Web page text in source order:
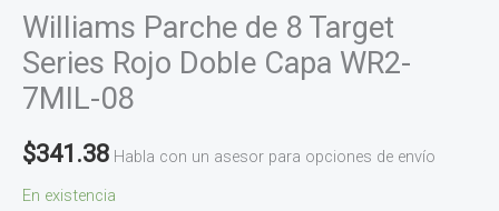
Williams Parche de 8 Target
Series Rojo Doble Capa WR2-
7MIL-08
$341.38 Habla con un asesor para opciones de envío
En existencia
Rojo
Doble
Capa
WR2-
08
cantidad